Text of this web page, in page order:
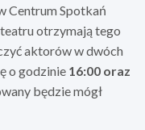
Centrum Spotkań
otrzymają tego
aktorów w dwóch
o godzinie 16:00 oraz
będzie mógł